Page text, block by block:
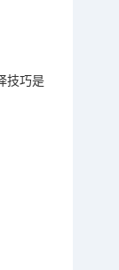
技巧是